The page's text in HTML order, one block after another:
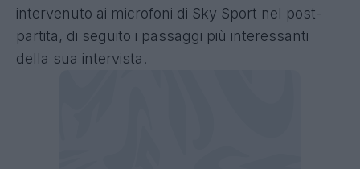
intervenuto ai microfoni di Sky Sport nel post-
partita, di seguito i passaggi più interessanti
della sua intervista.